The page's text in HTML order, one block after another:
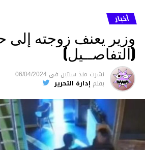
أخبار
وزير يعنف زوجته
(التفاصــيل)
نشرت منذ سنتين فى 06/04/2024
بقلم إدارة التحرير